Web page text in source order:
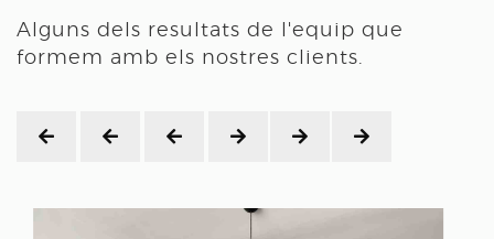
Alguns dels resultats de l'equip que
formem amb els nostres clients.